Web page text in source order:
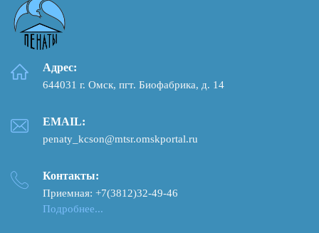
Адрес:
644031 г. Омск, пгт. Биофабрика, д. 14
EMAIL:
penaty_kcson@mtsr.omskportal.ru
Контакты:
Приемная: +7(3812)32-49-46
Подробнее...